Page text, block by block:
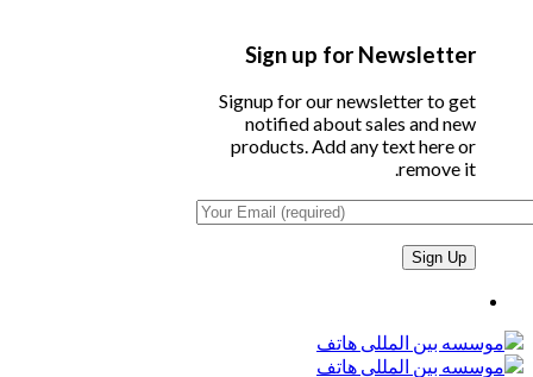
Sign up for Newsletter
Signup for our newsletter to get
notified about sales and new
products. Add any text here or
remove it.